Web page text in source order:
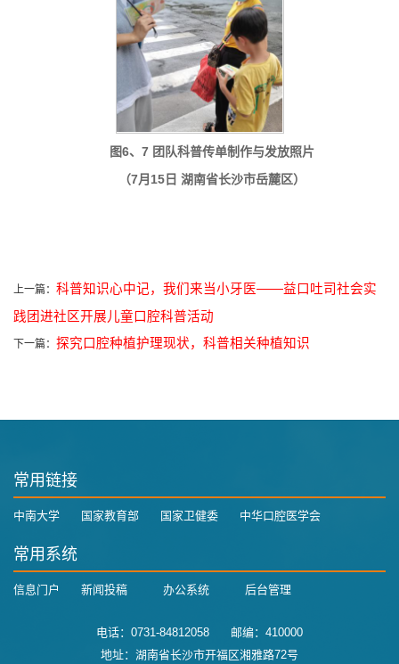
图6、7 团队科普传单制作与发放照片
（7月15日 湖南省长沙市岳麓区）
上一篇： 科普知识心中记，我们来当小牙医——益口吐司社会实
践团进社区开展儿童口腔科普活动
下一篇： 探究口腔种植护理现状，科普相关种植知识
常用链接
中南大学 国家教育部 国家卫健委 中华口腔医学会
常用系统
信息门户 新闻投稿 办公系统 后台管理
电话：0731-84812058 邮编：410000
地址：湖南省长沙市开福区湘雅路72号